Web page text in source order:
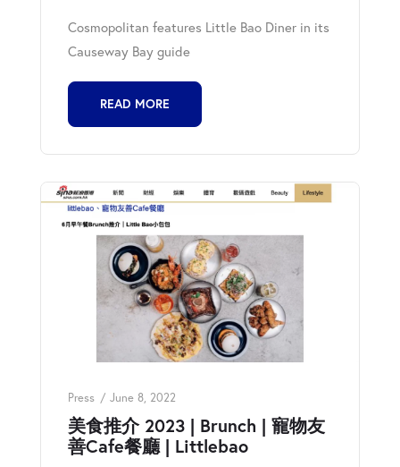
Cosmopolitan features Little Bao Diner in its
Causeway Bay guide
READ MORE
Press June 8, 2022
美食推介 2023 | Brunch | 寵物友
善Cafe餐廳 | Littlebao